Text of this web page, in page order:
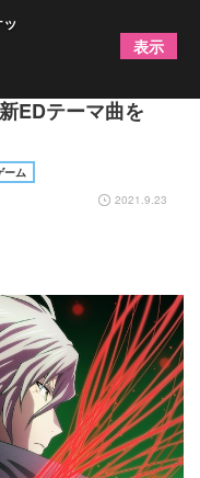
クール新OPテー
EDテーマ曲を
ーム
2021.9.23
表示